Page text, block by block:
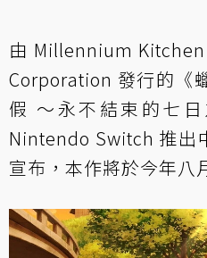
由 Millennium
Corporation 發行的《
假 ～永不結束的七
Nintendo Switch 推出
宣布，本作將於今年八